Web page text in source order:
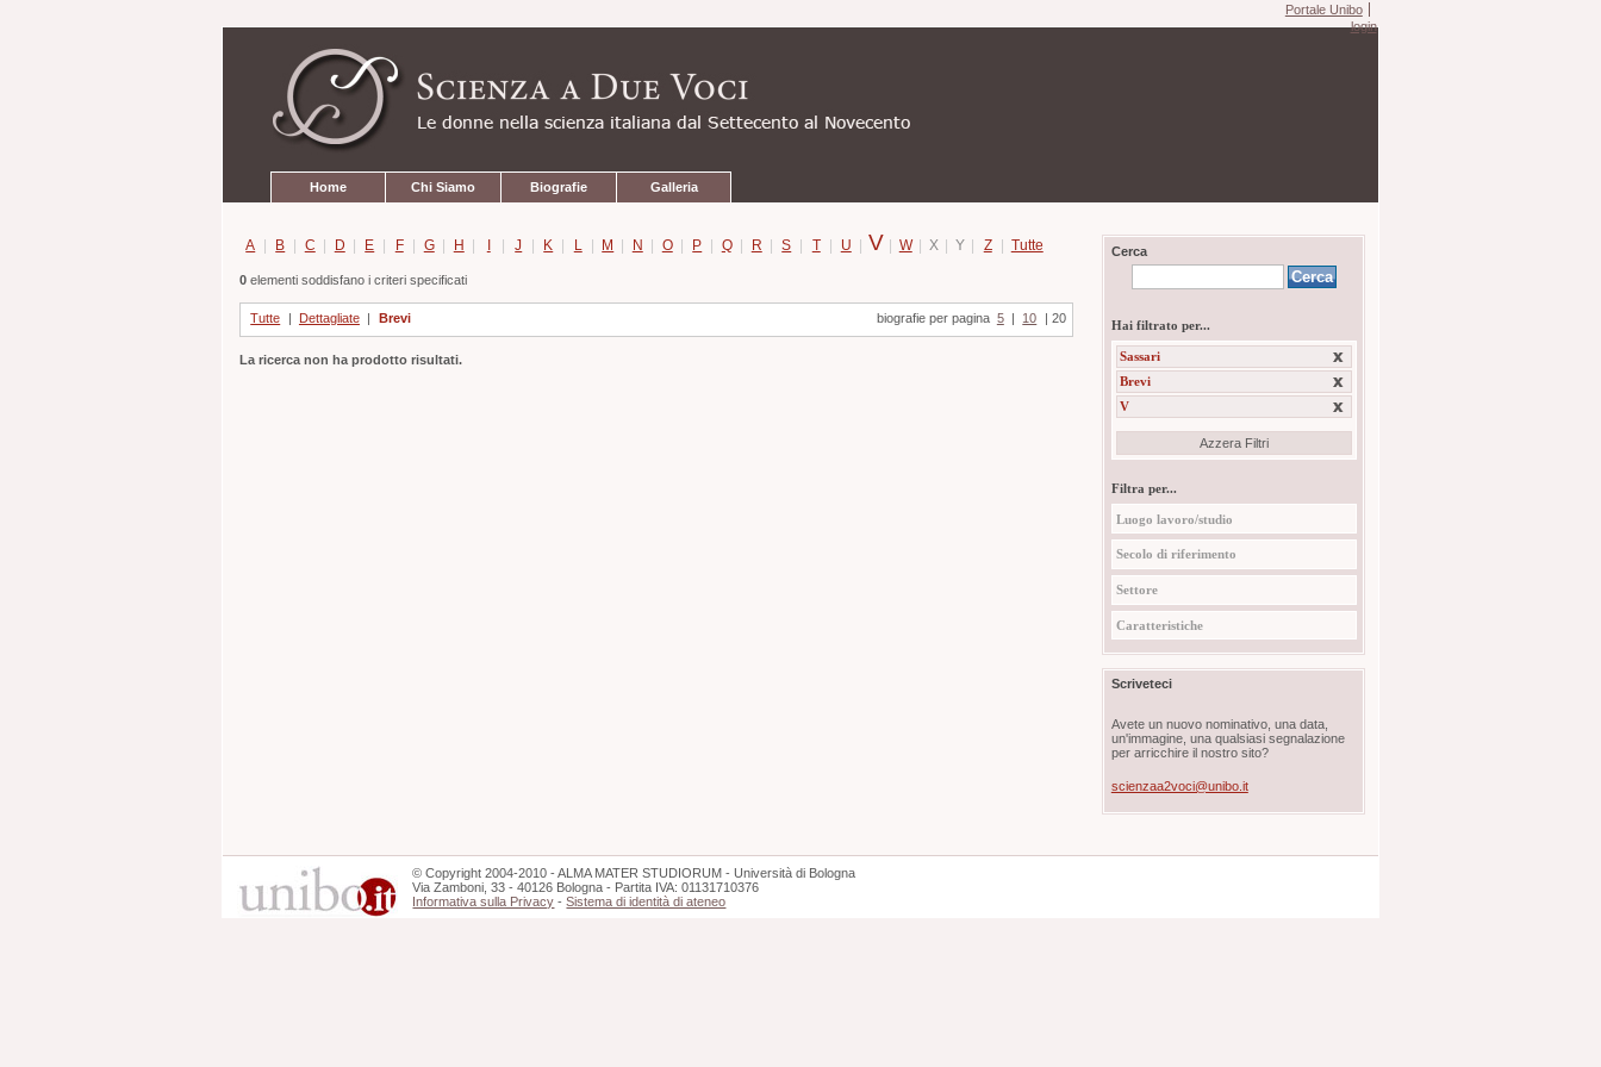
contenuti.
navigazione
Portale Unibo
login
Home Chi Siamo Biografie Galleria
A | B | C | D | E | F | G | H | I | J | K | L | M | N | O | P | Q | R | S | T | U | V | W | X | Y | Z | Tutte
0elementi soddisfano i criteri specificati
Tutte Dettagliate Brevi biografie per pagina 5 10 20
La ricerca non ha prodotto risultati.
Cerca
Hai filtrato per...
Sassari
Brevi
V
Azzera Filtri
Filtra per...
Luogo lavoro/studio
Secolo di riferimento
Settore
Caratteristiche
Scriveteci
Avete un nuovo nominativo, una data,
un'immagine, una qualsiasi segnalazione
per arricchire il nostro sito?
scienzaa2voci@unibo.it
©Copyright 2004-2010 - ALMA MATER STUDIORUM - Università di Bologna
Via Zamboni, 33 - 40126 Bologna - Partita IVA: 01131710376
Informativa sulla Privacy -Sistema di identità di ateneo